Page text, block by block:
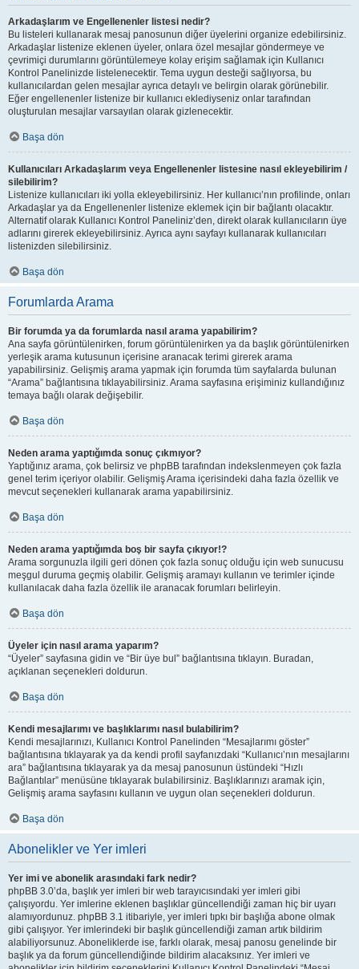
Arkadaşlarım ve Engellenenler listesi nedir?
Bu listeleri kullanarak mesaj panosunun diğer üyelerini organize edebilirsiniz.
Arkadaşlar listenize eklenen üyeler, onlara özel mesajlar göndermeye ve
çevrimiçi durumlarını görüntülemeye kolay erişim sağlamak için Kullanıcı
Kontrol Panelinizde listelenecektir. Tema uygun desteği sağlıyorsa, bu
kullanıcılardan gelen mesajlar ayrıca detaylı ve belirgin olarak görünebilir.
Eğer engellenenler listenize bir kullanıcı eklediyseniz onlar tarafından
oluşturulan mesajlar varsayılan olarak gizlenecektir.
Başa dön
Kullanıcıları Arkadaşlarım veya Engellenenler listesine nasıl ekleyebilirim /
silebilirim?
Listenize kullanıcıları iki yolla ekleyebilirsiniz. Her kullanıcı’nın profilinde, onları
Arkadaşlar ya da Engellenenler listenize eklemek için bir bağlantı olacaktır.
Alternatif olarak Kullanıcı Kontrol Paneliniz’den, direkt olarak kullanıcıların üye
adlarını girerek ekleyebilirsiniz. Ayrıca aynı sayfayı kullanarak kullanıcıları
listenizden silebilirsiniz.
Başa dön
Forumlarda Arama
Bir forumda ya da forumlarda nasıl arama yapabilirim?
Ana sayfa görüntülenirken, forum görüntülenirken ya da başlık görüntülenirken
yerleşik arama kutusunun içerisine aranacak terimi girerek arama
yapabilirsiniz. Gelişmiş arama yapmak için forumda tüm sayfalarda bulunan
“Arama” bağlantısına tıklayabilirsiniz. Arama sayfasına erişiminiz kullandığınız
temaya bağlı olarak değişebilir.
Başa dön
Neden arama yaptığımda sonuç çıkmıyor?
Yaptığınız arama, çok belirsiz ve phpBB tarafından indekslenmeyen çok fazla
genel terim içeriyor olabilir. Gelişmiş Arama içerisindeki daha fazla özellik ve
mevcut seçenekleri kullanarak arama yapabilirsiniz.
Başa dön
Neden arama yaptığımda boş bir sayfa çıkıyor!?
Arama sorgunuzla ilgili geri dönen çok fazla sonuç olduğu için web sunucusu
meşgul duruma geçmiş olabilir. Gelişmiş aramayı kullanın ve terimler içinde
kullanılacak daha fazla özellik ile aranacak forumları belirleyin.
Başa dön
Üyeler için nasıl arama yaparım?
“Üyeler” sayfasına gidin ve “Bir üye bul” bağlantısına tıklayın. Buradan,
açıklanan seçenekleri doldurun.
Başa dön
Kendi mesajlarımı ve başlıklarımı nasıl bulabilirim?
Kendi mesajlarınızı, Kullanıcı Kontrol Panelinden “Mesajlarımı göster”
bağlantısına tıklayarak ya da kendi profil sayfanızdaki “Kullanıcı’nın mesajlarını
ara” bağlantısına tıklayarak ya da mesaj panosunun üstündeki “Hızlı
Bağlantılar” menüsüne tıklayarak bulabilirsiniz. Başlıklarınızı aramak için,
Gelişmiş arama sayfasını kullanın ve uygun olan seçenekleri doldurun.
Başa dön
Abonelikler ve Yer imleri
Yer imi ve abonelik arasındaki fark nedir?
phpBB 3.0’da, başlık yer imleri bir web tarayıcısındaki yer imleri gibi
çalışıyordu. Yer imlerine eklenen başlıklar güncellendiği zaman hiç bir uyarı
alamıyordunuz. phpBB 3.1 itibariyle, yer imleri tıpkı bir başlığa abone olmak
gibi çalışıyor. Yer imlerindeki bir başlık güncellendiği zaman artık bildirim
alabiliyorsunuz. Aboneliklerde ise, farklı olarak, mesaj panosu genelinde bir
başlık ya da forum güncellendiğinde bildirim alacaksınız. Yer imleri ve